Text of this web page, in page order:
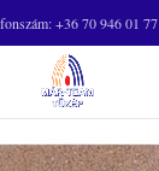
+36 70 946 01 77